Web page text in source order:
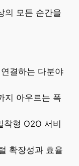
의 모든 순간을
결하는 다분야
지 아우르는 폭
착형 O2O 서비
확장성과 효율